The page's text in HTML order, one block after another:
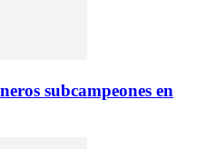
subcampeones en